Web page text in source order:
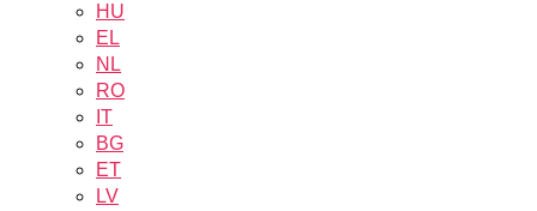
HU
EL
NL
RO
IT
BG
ET
LV